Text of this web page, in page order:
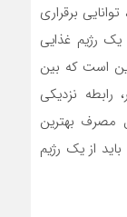
برقراری
رژیم غذایی
است که بین
رابطه نزدیکی
مصرف بهترین
از یک رژیم